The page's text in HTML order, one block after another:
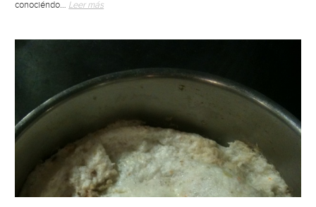
conociéndo… Leer más